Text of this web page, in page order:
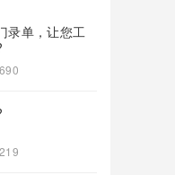
录单，让您工